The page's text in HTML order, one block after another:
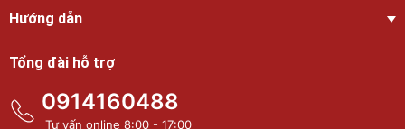
Hướng dẫn
Tổng đài hỗ trợ
0914160488
Tư vấn online 8:00 - 17:00